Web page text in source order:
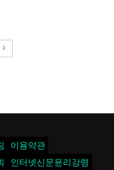
이용약관
인터넷신문윤리강령